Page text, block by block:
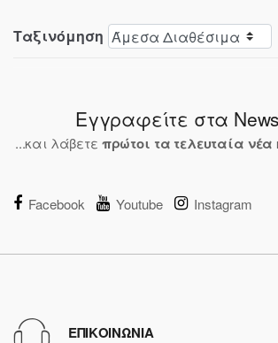
Ταξινόμηση
Εγγραφείτε στα
...και λάβετε πρώτοι τα τελευταία
Facebook Youtube Instagram
ΕΠΙΚΟΙΝΩΝΙΑ